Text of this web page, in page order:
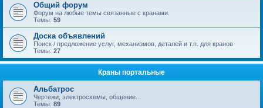
Общий форум
Форум на любые темы связанные с кранами.
Темы: 59
Доска объявлений
Поиск / предложение услуг, механизмов, деталей и т.п. для кранов
Темы: 27
Краны портальные
Альбатрос
Чертежи, электросхемы, общение...
Темы: 89